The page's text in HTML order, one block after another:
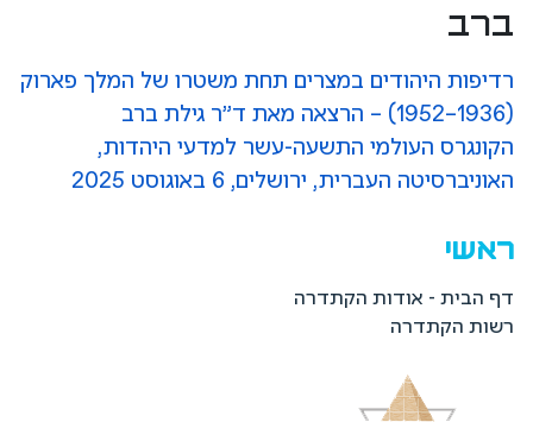
ברב
רדיפות היהודים במצרים תחת משטרו של המלך פארוק
(1936–1952) – הרצאה מאת ד"ר גילת ברב
הקונגרס העולמי התשעה-עשר למדעי היהדות,
האוניברסיטה העברית, ירושלים, 6 באוגוסט 2025
ראשי
דף הבית - אודות הקתדרה
רשות הקתדרה